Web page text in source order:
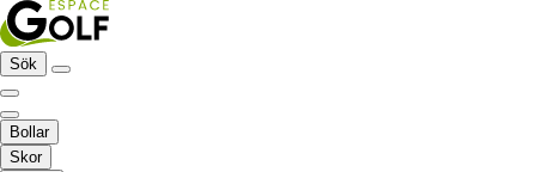
Sök
Bollar
Skor